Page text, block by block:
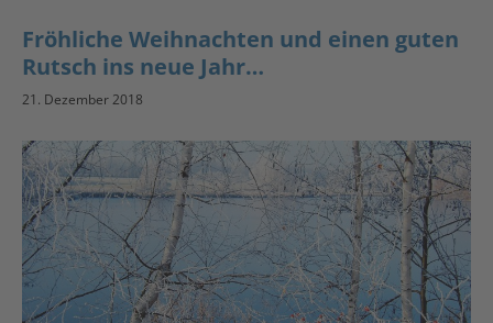
Fröhliche Weihnachten und einen guten
Rutsch ins neue Jahr…
21. Dezember 2018